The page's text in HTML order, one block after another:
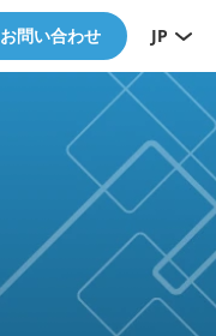
JP
お問い合わせ